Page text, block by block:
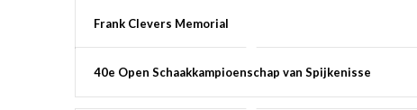
Frank Clevers Memorial
40e Open Schaakkampioenschap van Spijkenisse